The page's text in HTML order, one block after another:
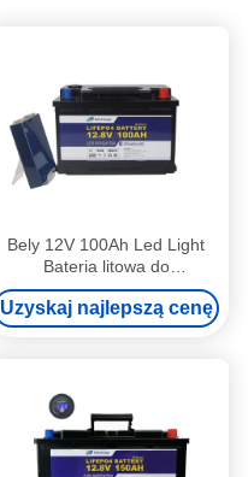
Bely 12V 100Ah Led Light
Bateria litowa do
elektrycznych wózków
inwalidzkich
Uzyskaj najlepszą cenę